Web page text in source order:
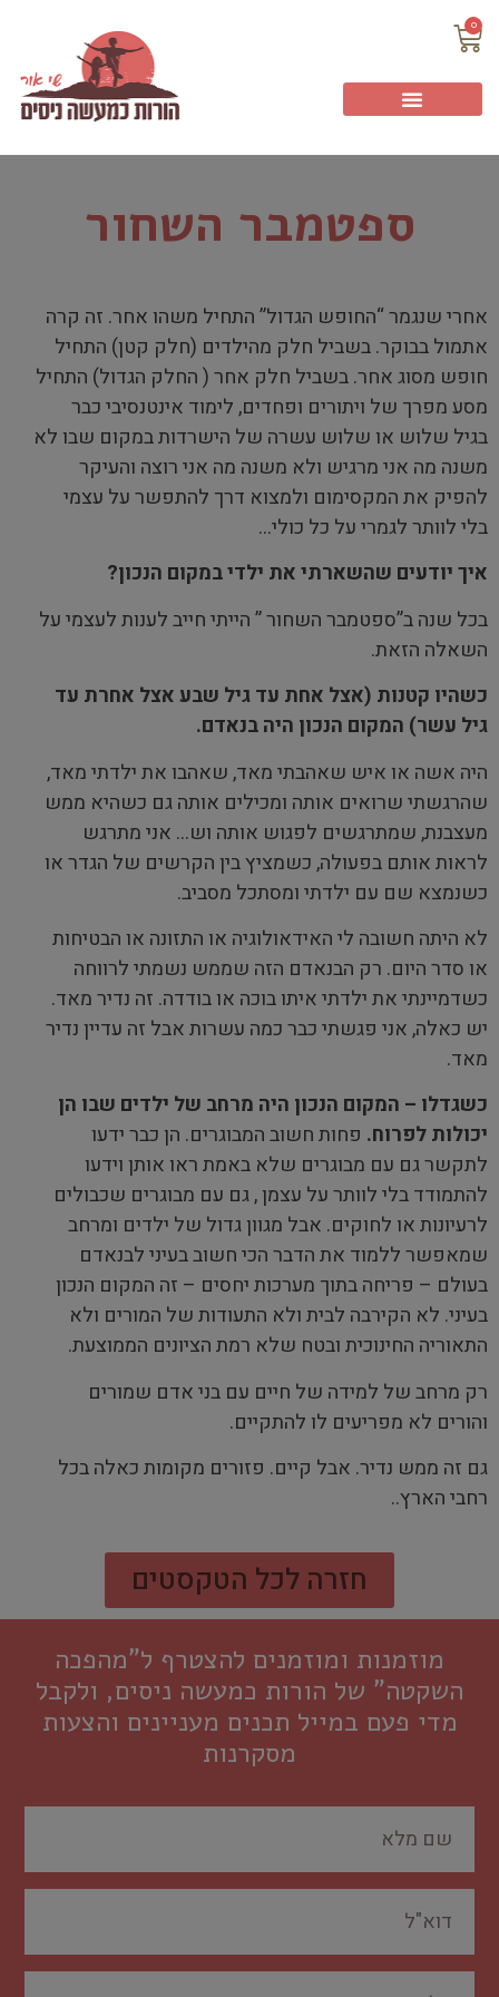
0
ספטמבר השחור
אחרי שנגמר “החופש הגדול” התחיל משהו אחר. זה קרה
אתמול בבוקר. בשביל חלק מהילדים (חלק קטן) התחיל
חופש מסוג אחר. בשביל חלק אחר ( החלק הגדול) התחיל
מסע מפרך של ויתורים ופחדים, לימוד אינטנסיבי כבר
בגיל שלוש או שלוש עשרה של הישרדות במקום שבו לא
משנה מה אני מרגיש ולא משנה מה אני רוצה והעיקר
להפיק את המקסימום ולמצוא דרך להתפשר על עצמי
בלי לוותר לגמרי על כל כולי…
איך יודעים שהשארתי את ילדי במקום הנכון?
בכל שנה ב”ספטמבר השחור ” הייתי חייב לענות לעצמי על
השאלה הזאת.
כשהיו קטנות (אצל אחת עד גיל שבע אצל אחרת עד
גיל עשר) המקום הנכון היה בנאדם.
היה אשה או איש שאהבתי מאד, שאהבו את ילדתי מאד,
שהרגשתי שרואים אותה ומכילים אותה גם כשהיא ממש
מעצבנת, שמתרגשים לפגוש אותה וש… אני מתרגש
לראות אותם בפעולה, כשמציץ בין הקרשים של הגדר או
כשנמצא שם עם ילדתי ומסתכל מסביב.
לא היתה חשובה לי האידאולוגיה או התזונה או הבטיחות
או סדר היום. רק הבנאדם הזה שממש נשמתי לרווחה
כשדמיינתי את ילדתי איתו בוכה או בודדה. זה נדיר מאד.
יש כאלה, אני פגשתי כבר כמה עשרות אבל זה עדיין נדיר
מאד.
כשגדלו – המקום הנכון היה מרחב של ילדים שבו הן
יכולות לפרוח. פחות חשוב המבוגרים. הן כבר ידעו
לתקשר גם עם מבוגרים שלא באמת ראו אותן וידעו
להתמודד בלי לוותר על עצמן , גם עם מבוגרים שכבולים
לרעיונות או לחוקים. אבל מגוון גדול של ילדים ומרחב
שמאפשר ללמוד את הדבר הכי חשוב בעיני לבנאדם
בעולם – פריחה בתוך מערכות יחסים – זה המקום הנכון
בעיני. לא הקירבה לבית ולא התעודות של המורים ולא
התאוריה החינוכית ובטח שלא רמת הציונים הממוצעת.
רק מרחב של למידה של חיים עם בני אדם שמורים
והורים לא מפריעים לו להתקיים.
גם זה ממש נדיר. אבל קיים. פזורים מקומות כאלה בכל
רחבי הארץ..
חזרה לכל הטקסטים
מוזמנות ומוזמנים להצטרף ל"מהפכה
השקטה" של הורות כמעשה ניסים, ולקבל
מדי פעם במייל תכנים מעניינים והצעות
מסקרנות